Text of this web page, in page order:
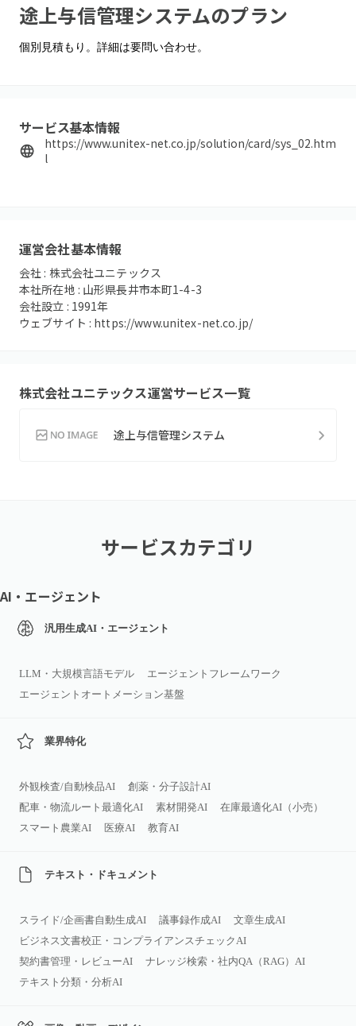
途上与信管理システムのプラン
個別見積もり。詳細は要問い合わせ。
サービス基本情報
https://www.unitex-net.co.jp/solution/card/sys_02.htm
l
運営会社基本情報
会社 : 株式会社ユニテックス
本社所在地 : 山形県長井市本町1-4-3
会社設立 : 1991年
ウェブサイト : https://www.unitex-net.co.jp/
株式会社ユニテックス運営サービス一覧
途上与信管理システム
サービスカテゴリ
AI・エージェント
汎用生成AI・エージェント
LLM・大規模言語モデル
エージェントフレームワーク
エージェントオートメーション基盤
業界特化
外観検査/自動検品AI
創薬・分子設計AI
配車・物流ルート最適化AI
素材開発AI
在庫最適化AI（小売）
スマート農業AI
医療AI 教育AI
テキスト・ドキュメント
スライド/企画書自動生成AI 議事録作成AI
文章生成AI
ビジネス文書校正・コンプライアンスチェックAI
契約書管理・レビューAI
ナレッジ検索・社内QA（RAG）AI
テキスト分類・分析AI